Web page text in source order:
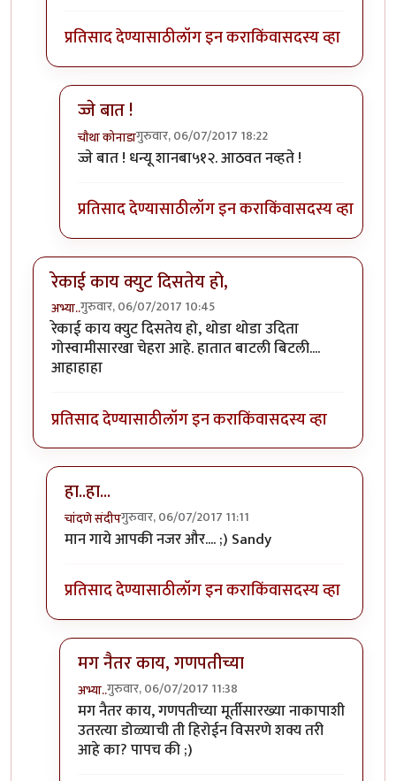
प्रतिसाद देण्यासाठीलॉग इन कराकिंवासदस्य व्हा
ज्जे बात !
चौथा कोनाडागुरुवार, 06/07/2017 18:22
In reply to" ही कसली रेकी, हा तर अतिरेकी
ज्जे बात ! धन्यू शानबा५१२. आठवत नव्हते !
प्रतिसाद देण्यासाठीलॉग इन कराकिंवासदस्य व्हा
रेकाई काय क्युट दिसतेय हो,
अभ्या..गुरुवार, 06/07/2017 10:45
रेकाई काय क्युट दिसतेय हो, थोडा थोडा उदिता
गोस्वामीसारखा चेहरा आहे. हातात बाटली बिटली....
आहाहाहा
प्रतिसाद देण्यासाठीलॉग इन कराकिंवासदस्य व्हा
हा..हा...
चांदणे संदीपगुरुवार, 06/07/2017 11:11
In reply toरेकाई काय क्युट दिसतेय हो,
मान गाये आपकी नजर और.... ;) Sandy
प्रतिसाद देण्यासाठीलॉग इन कराकिंवासदस्य व्हा
मग नैतर काय, गणपतीच्या
अभ्या..गुरुवार, 06/07/2017 11:38
In reply toहा..हा...byचांदणे संदीप
मग नैतर काय, गणपतीच्या मूर्तीसारख्या नाकापाशी
उतरत्या डोळ्याची ती हिरोईन विसरणे शक्य तरी
आहे का? पापच की ;)